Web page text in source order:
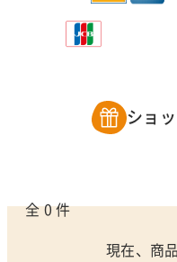
ショ
全 0 件
現在、商